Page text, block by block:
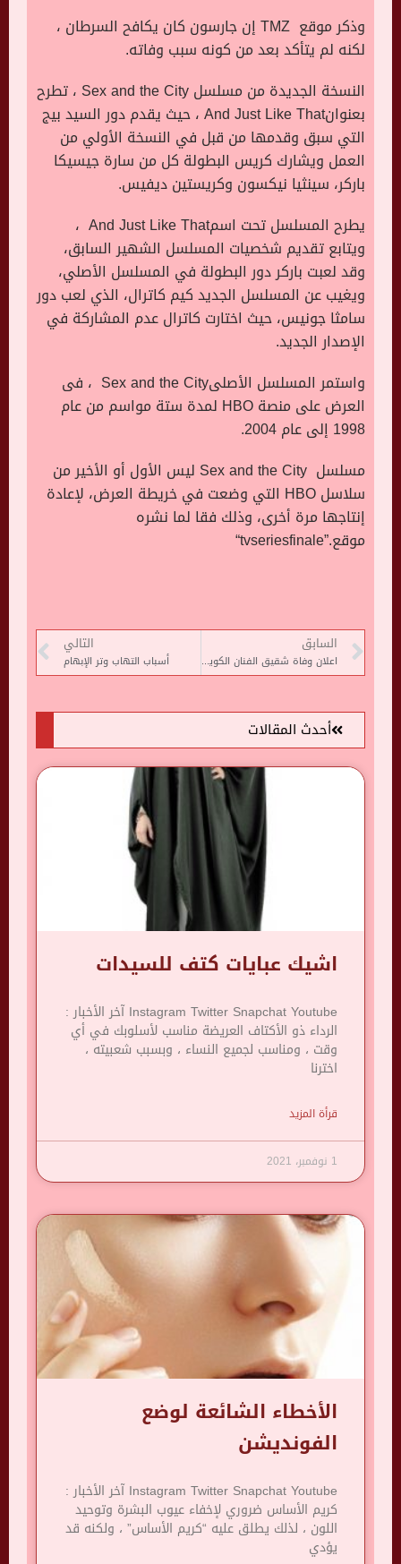
وذكر موقع TMZإن جارسون كان يكافح السرطان ،
لكنه لم يتأكد بعد من كونه سبب وفاته.
النسخة الجديدة من مسلسلSex and the City ، تطرح
بعنوانAnd Just Like That، حيث يقدم دور السيد بيج
التي سبق وقدمها من قبل في النسخة الأولي من
العمل ويشارك كريس البطولة كل من سارة جيسيكا
باركر، سينثيا نيكسون وكريستين ديفيس.
يطرح المسلسل تحت اسمAnd Just Like That ،
ويتابع تقديم شخصيات المسلسل الشهير السابق،
وقد لعبت باركر دور البطولة في المسلسل الأصلي،
ويغيب عن المسلسل الجديد كيم كاترال، الذي لعب دور
سامثا جونيس، حيث اختارت كاترال عدم المشاركة في
الإصدار الجديد.
واستمر المسلسل الأصلىSex and the City ، فى
العرض على منصةHBO لمدة ستة مواسم من عام
1998 إلى عام 2004
.
مسلسل Sex and the City ليس الأول أو الأخير من
سلاسلHBO التي وضعت في خريطة العرض، لإعادة
إنتاجها مرة أخرى، وذلك فقا لما نشره
موقع“tvseriesfinale”.
السابق
اعلان وفاة شقيق الفنان الكويتى عبد الله الرويشد
التالي
أسباب التهاب وتر الإبهام
أحدث المقالات
اشيك عبايات كتف للسيدات
Instagram Twitter Snapchat Youtube آخر الأخبار :
الرداء ذو ​​الأكتاف العريضة مناسب لأسلوبك في أي
وقت ، ومناسب لجميع النساء ، وبسبب شعبيته ،
اخترنا
قرأة المزيد
1 نوفمبر، 2021
الأخطاء الشائعة لوضع
الفونديشن
Instagram Twitter Snapchat Youtube آخر الأخبار :
كريم الأساس ضروري لإخفاء عيوب البشرة وتوحيد
اللون ، لذلك يطلق عليه “كريم الأساس” ، ولكنه قد
يؤدي